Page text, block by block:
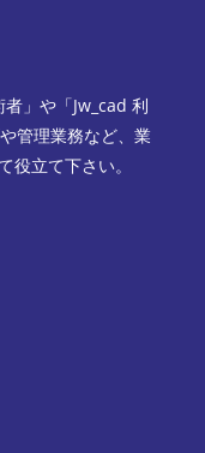
」や「Jw_cad 利
管理業務など、業
役立て下さい。